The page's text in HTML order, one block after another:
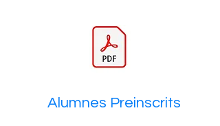
Alumnes Preinscrits